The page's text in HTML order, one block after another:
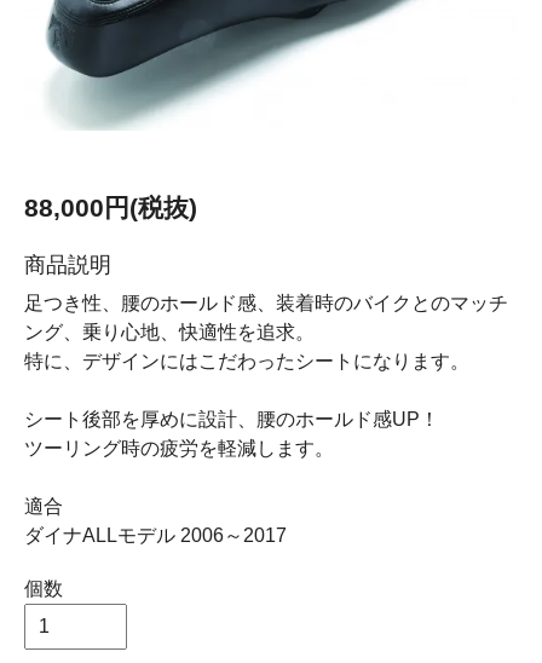
88,000円(税抜)
商品説明
足つき性、腰のホールド感、装着時のバイクとのマッチ
ング、乗り心地、快適性を追求。
特に、デザインにはこだわったシートになります。
シート後部を厚めに設計、腰のホールド感UP！
ツーリング時の疲労を軽減します。
適合
ダイナALLモデル 2006～2017
個数